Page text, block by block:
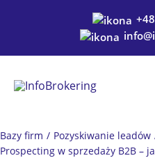
Bazy firm / Pozyskiwanie leadów
Prospecting w sprzedaży B2B –